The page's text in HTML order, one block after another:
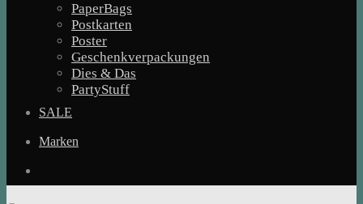
PaperBags
Postkarten
Poster
Geschenkverpackungen
Dies & Das
PartyStuff
SALE
Marken